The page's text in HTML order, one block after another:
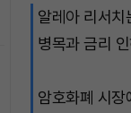
알레아 리서치
병목과 금리
암호화폐 시